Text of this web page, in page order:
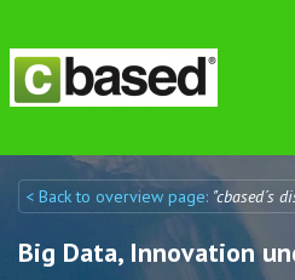
Discuto
Discuto
< Back to overview page: "cbased´s
Big Data, Innovation